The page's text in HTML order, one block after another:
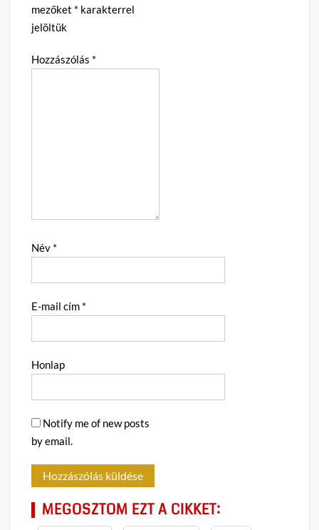
mezőket * karakterrel
jelöltük
Hozzászólás *
Név *
E-mail cím *
Honlap
Notify me of new posts
by email.
MEGOSZTOM EZT A CIKKET: